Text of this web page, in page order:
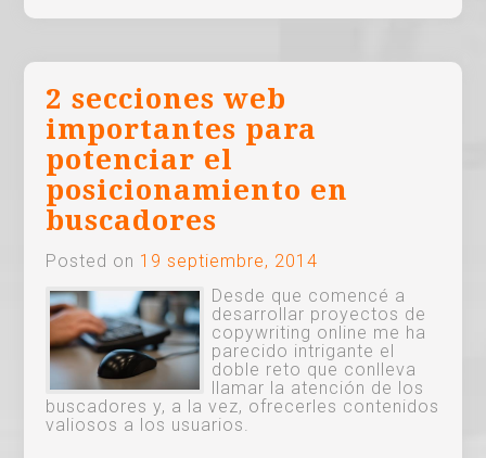
2 secciones web
importantes para
potenciar el
posicionamiento en
buscadores
Posted on 19 septiembre, 2014
Desde que comencé a
desarrollar proyectos de
copywriting online me ha
parecido intrigante el
doble reto que conlleva
llamar la atención de los
buscadores y, a la vez, ofrecerles contenidos
valiosos a los usuarios.